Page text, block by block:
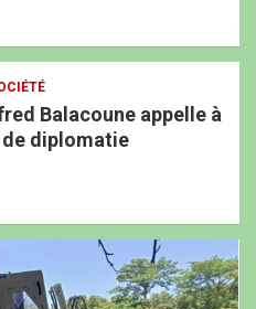
Balacoune appelle à
diplomatie